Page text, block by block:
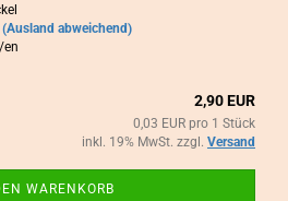
(Ausland abweichend)
en
2,90 EUR
0,03 EUR pro 1 Stück
inkl. 19% MwSt. zzgl. Versand
WARENKORB